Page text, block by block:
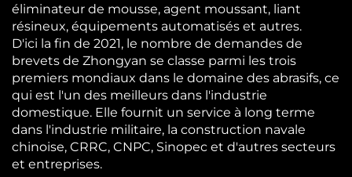
éliminateur de mousse, agent moussant, liant
résineux, équipements automatisés et autres.​
D'ici la fin de 2021, le nombre de demandes de
brevets de Zhongyan se classe parmi les trois
premiers mondiaux dans le domaine des abrasifs, ce
qui est l'un des meilleurs dans l'industrie
domestique. Elle fournit un service à long terme
dans l'industrie militaire, la construction navale
chinoise, CRRC, CNPC, Sinopec et d'autres secteurs
et entreprises.